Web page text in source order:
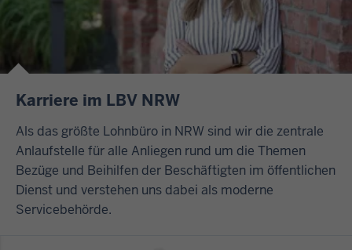
Karriere im LBV NRW
Als das größte Lohnbüro in NRW sind wir die zentrale
Anlaufstelle für alle Anliegen rund um die Themen
Bezüge und Beihilfen der Beschäftigten im öffentlichen
Dienst und verstehen uns dabei als moderne
Servicebehörde.